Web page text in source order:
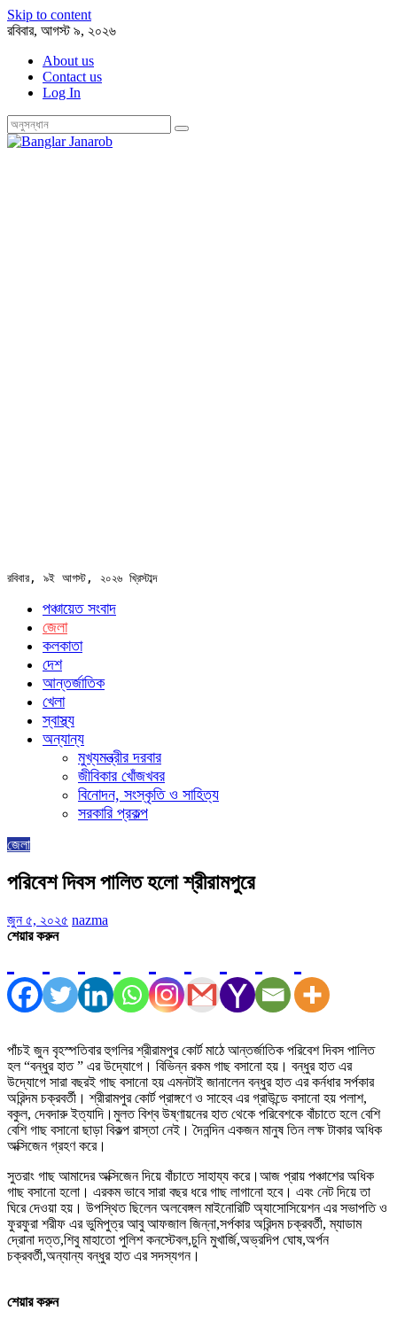
Skip to content
রবিবার, আগস্ট ৯, ২০২৬
About us
Contact us
Log In
রবিবার, ৯ই আগস্ট, ২০২৬ খ্রিস্টাব্দ
পঞ্চায়েত সংবাদ
জেলা
কলকাতা
দেশ
আন্তর্জাতিক
খেলা
স্বাস্থ্য
অন্যান্য
মুখ্যমন্ত্রীর দরবার
জীবিকার খোঁজখবর
বিনোদন, সংস্কৃতি ও সাহিত্য
সরকারি প্রকল্প
জেলা
পরিবেশ দিবস পালিত হলো শ্রীরামপুরে
জুন ৫, ২০২৫ nazma
শেয়ার করুন
পাঁচই জুন বৃহস্পতিবার হুগলির শ্রীরামপুর কোর্ট মাঠে আন্তর্জাতিক পরিবেশ দিবস পালিত
হল “বন্ধুর হাত ” এর উদ্যোগে। বিভিন্ন রকম গাছ বসানো হয়। বন্ধুর হাত এর
উদ্যোগে সারা বছরই গাছ বসানো হয় এমনটাই জানালেন বন্ধুর হাত এর কর্নধার সর্পকার
অরিন্দম চক্রবর্তী। শ্রীরামপুর কোর্ট প্রাঙ্গণে ও সাহেব এর গ্রাউন্ডে বসানো হয় পলাশ,
বকুল, দেবদারু ইত্যাদি।মুলত বিশ্ব উষ্ণায়নের হাত থেকে পরিবেশকে বাঁচাতে হলে বেশি
বেশি গাছ বসানো ছাড়া বিকল্প রাস্তা নেই। দৈনন্দিন একজন মানুষ তিন লক্ষ টাকার অধিক
অক্সিজেন গ্রহণ করে।
সুতরাং গাছ আমাদের অক্সিজেন দিয়ে বাঁচাতে সাহায্য করে।আজ প্রায় পঞ্চাশের অধিক
গাছ বসানো হলো। এরকম ভাবে সারা বছর ধরে গাছ লাগানো হবে। এবং নেট দিয়ে তা
ঘিরে দেওয়া হয়। উপস্থিত ছিলেন অলবেঙ্গল মাইনোরিটি অ্যাসোসিয়েশন এর সভাপতি ও
ফুরফুরা শরীফ এর ভুমিপুত্র আবু আফজাল জিন্না,সর্পকার অরিন্দম চক্রবর্তী, ম্যাডাম
দ্রোনা দত্ত,শিবু মাহাতো পুলিশ কনস্টেবল,চুনি মুখার্জি,অভ্রদিপ ঘোষ,অর্পন
চক্রবর্তী,অন্যান্য বন্ধুর হাত এর সদস্যগন।
শেয়ার করুন